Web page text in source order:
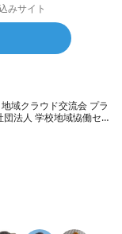
みサイト
域クラウド交流会 プラ
法人 学校地域恊働セ